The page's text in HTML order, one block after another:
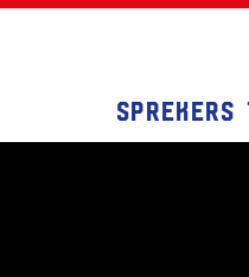
Sprekers